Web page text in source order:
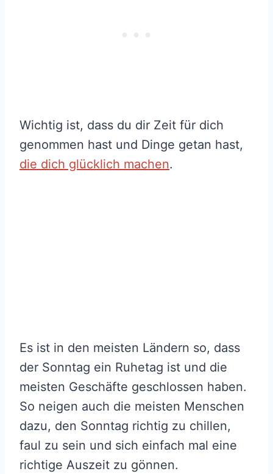
Wichtig ist, dass du dir Zeit für dich
genommen hast und Dinge getan hast,
die dich glücklich machen.
Es ist in den meisten Ländern so, dass
der Sonntag ein Ruhetag ist und die
meisten Geschäfte geschlossen haben.
So neigen auch die meisten Menschen
dazu, den Sonntag richtig zu chillen,
faul zu sein und sich einfach mal eine
richtige Auszeit zu gönnen.